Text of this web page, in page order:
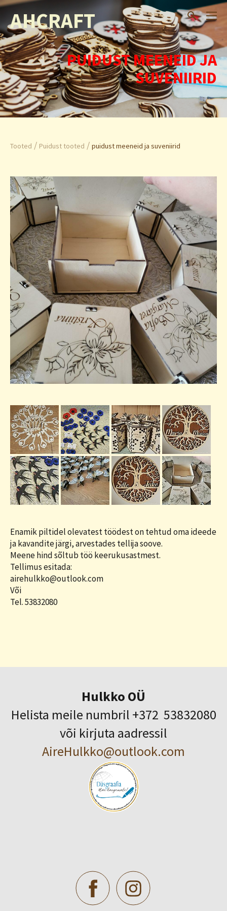
AHCRAFT
PUIDUST MEENEID JA
SUVENIIRID
Tooted / Puidust tooted / puidust meeneid ja suveniirid
Enamik piltidel olevatest töödest on tehtud oma ideede
ja kavandite järgi, arvestades tellija soove.
Meene hind sõltub töö keerukusastmest.
Tellimus esitada:
airehulkko@outlook.com
Või
Tel. 53832080
Hulkko OÜ
Helista meile numbril +372 53832080
või kirjuta aadressil
AireHulkko@outlook.com